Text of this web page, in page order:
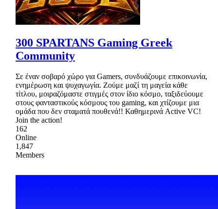
300 SPARTANS Gaming Greek
Community
Σε έναν σοβαρό χώρο για Gamers, συνδυάζουμε επικοινωνία,
ενημέρωση και ψυχαγωγία. Ζούμε μαζί τη μαγεία κάθε
τίτλου, μοιραζόμαστε στιγμές στον ίδιο κόσμο, ταξιδεύουμε
στους φανταστικούς κόσμους του gaming, και χτίζουμε μια
ομάδα που δεν σταματά πουθενά!! Καθημερινά Active VC!
Join the action!
162
Online
1,847
Members